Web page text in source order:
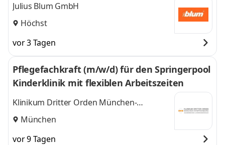
Julius Blum GmbH
Höchst
vor 3 Tagen
Pflegefachkraft (m/w/d) für den Springerpool
Kinderklinik mit flexiblen Arbeitszeiten
Klinikum Dritter Orden München-
Nymphenburg
München
vor 9 Tagen